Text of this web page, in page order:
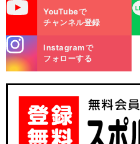
YouTubeで
チャンネル登録
LINE
m
Instagramで
フォローする